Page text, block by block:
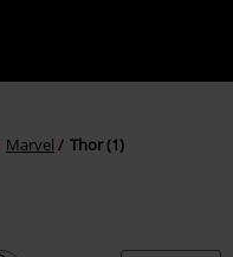
Marvel Thor (1)